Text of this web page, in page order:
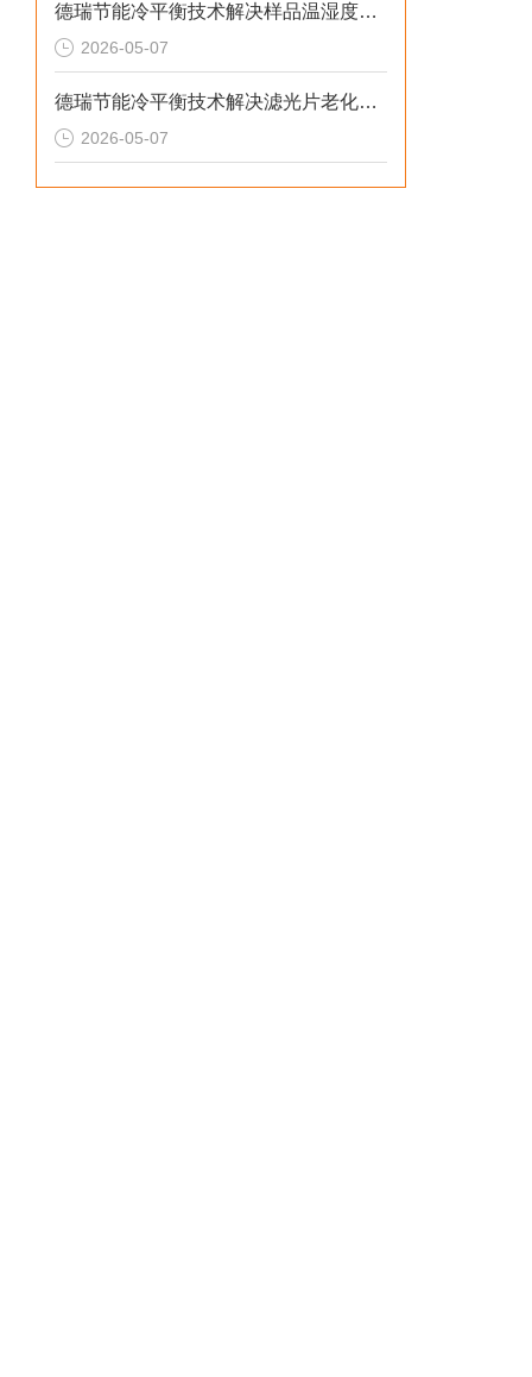
德瑞节能冷平衡技术解决样品温湿度失控与老化机理失真的2026选型标准
2026-05-07
德瑞节能冷平衡技术解决滤光片老化无预警与校准停机损失的2026选型标准
2026-05-07